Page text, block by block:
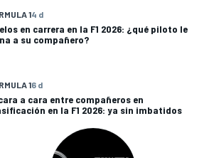
14 d
en carrera en la F1 2026: ¿qué piloto le
a su compañero?
16 d
a cara entre compañeros en
en la F1 2026: ya sin imbatidos